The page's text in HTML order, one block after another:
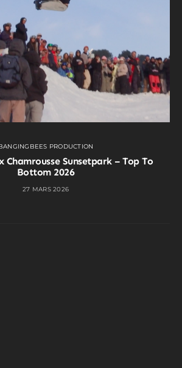
PRODUCTION
Chamrousse Sunsetpark – Top To
Bottom 2026
27 MARS 2026